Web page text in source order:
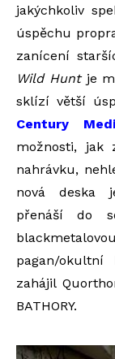
jakýchkoliv
úspěchu
zanícení
Wild Huntje
sklízí větší
Century
možnosti, jak
nahrávku,
nová deska
přenáší do
pagan/
zahájil
BATHORY.